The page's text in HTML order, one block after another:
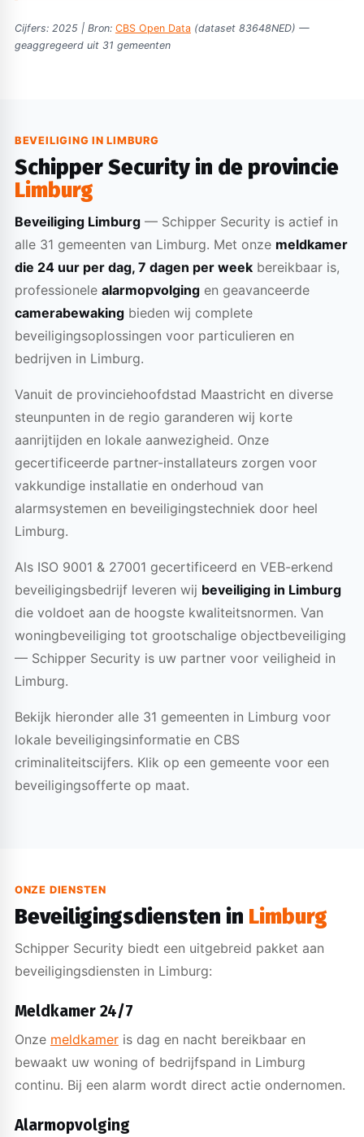
Cijfers: 2025 | Bron: CBS Open Data (dataset 83648NED) —
geaggregeerd uit 31 gemeenten
BEVEILIGING IN LIMBURG
Schipper Security in de provincie
Limburg
Beveiliging Limburg— Schipper Security is actief in
alle 31 gemeenten van Limburg. Met onze meldkamer
die 24 uur per dag, 7 dagen per weekbereikbaar is,
professionele alarmopvolgingen geavanceerde
camerabewakingbieden wij complete
beveiligingsoplossingen voor particulieren en
bedrijven in Limburg.
Vanuit de provinciehoofdstad Maastricht en diverse
steunpunten in de regio garanderen wij korte
aanrijtijden en lokale aanwezigheid. Onze
gecertificeerde partner-installateurs zorgen voor
vakkundige installatie en onderhoud van
alarmsystemen en beveiligingstechniek door heel
Limburg.
Als ISO 9001 & 27001 gecertificeerd en VEB-erkend
beveiligingsbedrijf leveren wij beveiliging in Limburg
die voldoet aan de hoogste kwaliteitsnormen. Van
woningbeveiliging tot grootschalige objectbeveiliging
— Schipper Security is uw partner voor veiligheid in
Limburg.
Bekijk hieronder alle 31 gemeenten in Limburg voor
lokale beveiligingsinformatie en CBS
criminaliteitscijfers. Klik op een gemeente voor een
beveiligingsofferte op maat.
ONZE DIENSTEN
Beveiligingsdiensten in Limburg
Schipper Security biedt een uitgebreid pakket aan
beveiligingsdiensten in Limburg:
Meldkamer 24/7
Onze meldkameris dag en nacht bereikbaar en
bewaakt uw woning of bedrijfspand in Limburg
continu. Bij een alarm wordt direct actie ondernomen.
Alarmopvolging